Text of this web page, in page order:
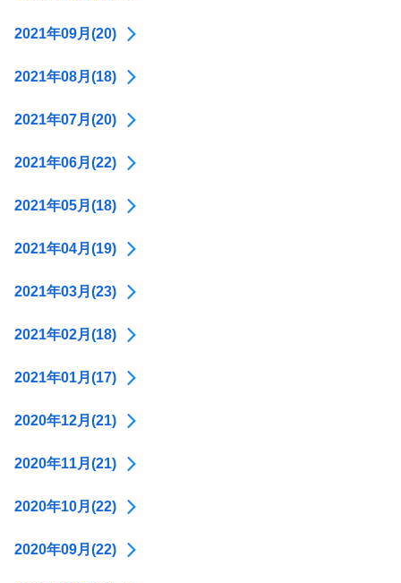
2021年09月(20)
2021年08月(18)
2021年07月(20)
2021年06月(22)
2021年05月(18)
2021年04月(19)
2021年03月(23)
2021年02月(18)
2021年01月(17)
2020年12月(21)
2020年11月(21)
2020年10月(22)
2020年09月(22)